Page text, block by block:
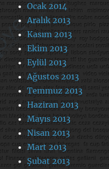
Ocak 2014
Aralık 2013
Kasım 2013
Ekim 2013
Eylül 2013
Ağustos 2013
Temmuz 2013
Haziran 2013
Mayıs 2013
Nisan 2013
Mart 2013
Şubat 2013